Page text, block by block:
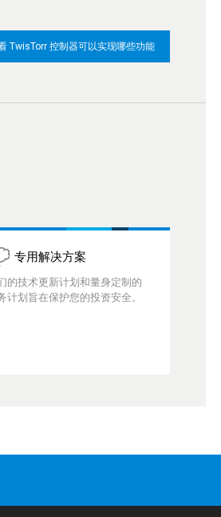
TwisTorr 控制器可以实现哪些功能
专用解决方案
的技术更新计划和量身定制的
计划旨在保护您的投资安全。